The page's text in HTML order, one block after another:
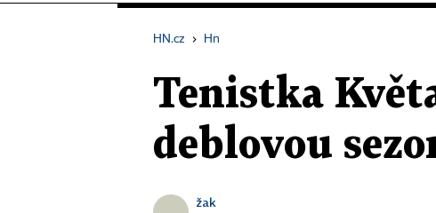
HN.cz › Hn
Tenistka
deblovou
žak